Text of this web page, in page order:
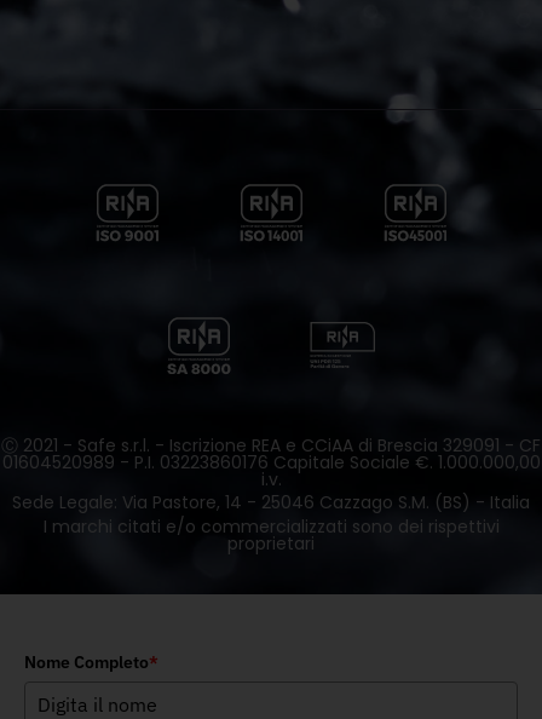
Ⓒ 2021 - Safe s.r.l. - Iscrizione REA e CCiAA di Brescia 329091 - CF
01604520989 - P.I. 03223860176 Capitale Sociale €. 1.000.000,00
i.v.
Sede Legale: Via Pastore, 14 - 25046 Cazzago S.M. (BS) - Italia
I marchi citati e/o commercializzati sono dei rispettivi
proprietari
Nome Completo*